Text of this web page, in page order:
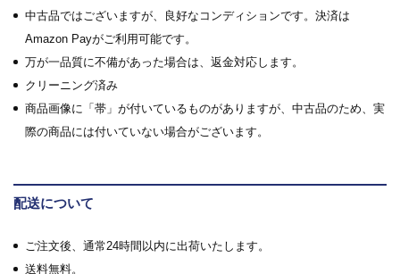
中古品ではございますが、良好なコンディションです。決済は
Amazon Payがご利用可能です。
万が一品質に不備があった場合は、返金対応します。
クリーニング済み
商品画像に「帯」が付いているものがありますが、中古品のため、実
際の商品には付いていない場合がございます。
配送について
ご注文後、通常24時間以内に出荷いたします。
送料無料。